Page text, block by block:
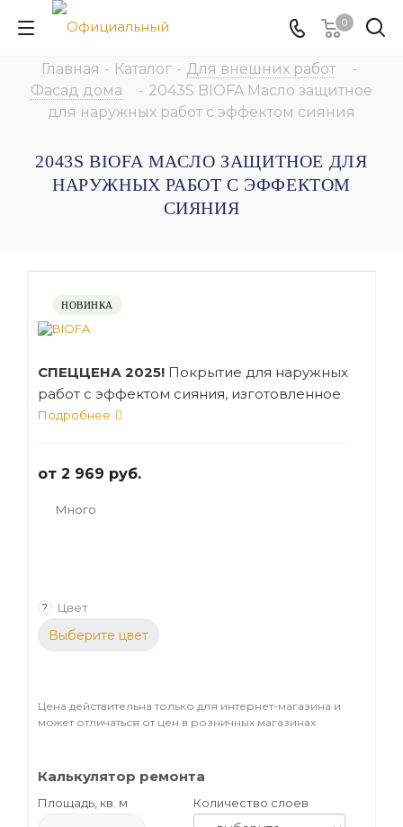
0
Главная - Каталог - Для внешних работ
-
Фасад дома
- 2043S BIOFA Масло защитное
для наружных работ с эффектом сияния
2043S BIOFA МАСЛО ЗАЩИТНОЕ ДЛЯ
НАРУЖНЫХ РАБОТ С ЭФФЕКТОМ
СИЯНИЯ
НОВИНКА
СПЕЦЦЕНА 2025! Покрытие для наружных
работ с эффектом сияния, изготовленное
из натурального сырья. Применяется для
поверхностей, выполненных из любых
сортов древесины.
Подробнее
от 2 969 руб.
Много
? Цвет
Выберите цвет
Цена действительна только для интернет-магазина и
может отличаться от цен в розничных магазинах
Калькулятор ремонта
Площадь, кв. м Количество слоев